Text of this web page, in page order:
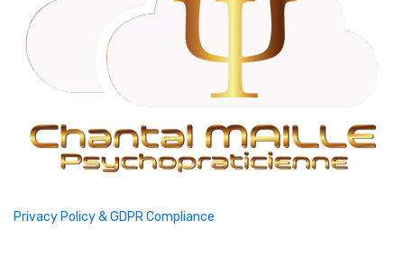
Privacy Policy & GDPR Compliance